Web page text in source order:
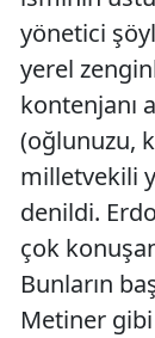
yönetici
yerel
kontenjanı
(oğlunuzu,
milletvekili
denildi.
çok
Bunların
Metiner